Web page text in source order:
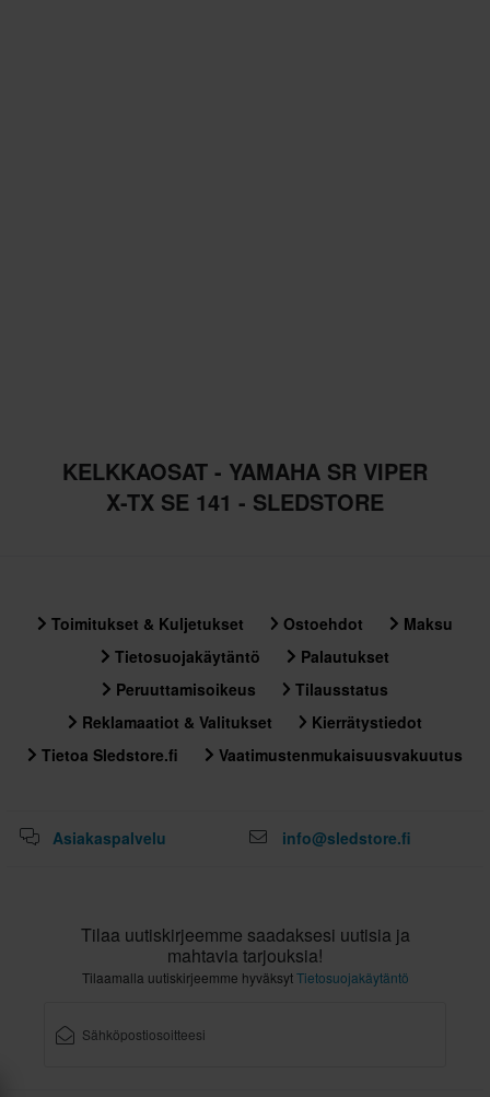
KELKKAOSAT - YAMAHA SR VIPER
X-TX SE 141 - SLEDSTORE
Toimitukset & Kuljetukset Ostoehdot
Maksu
Tietosuojakäytäntö
Palautukset
Peruuttamisoikeus
Tilausstatus
Reklamaatiot & Valitukset
Kierrätystiedot
Tietoa Sledstore.fi
Vaatimustenmukaisuusvakuutus
Asiakaspalvelu info@sledstore.fi
Tilaa uutiskirjeemme saadaksesi uutisia ja
mahtavia tarjouksia!
Tilaamalla uutiskirjeemme hyväksytTietosuojakäytäntö